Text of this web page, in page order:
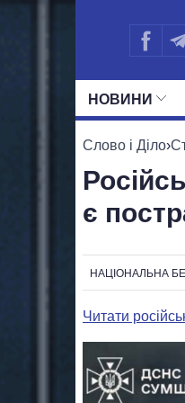
НОВИНИ
Слово і Діло›
є
НАЦІОНАЛЬНА
Читати